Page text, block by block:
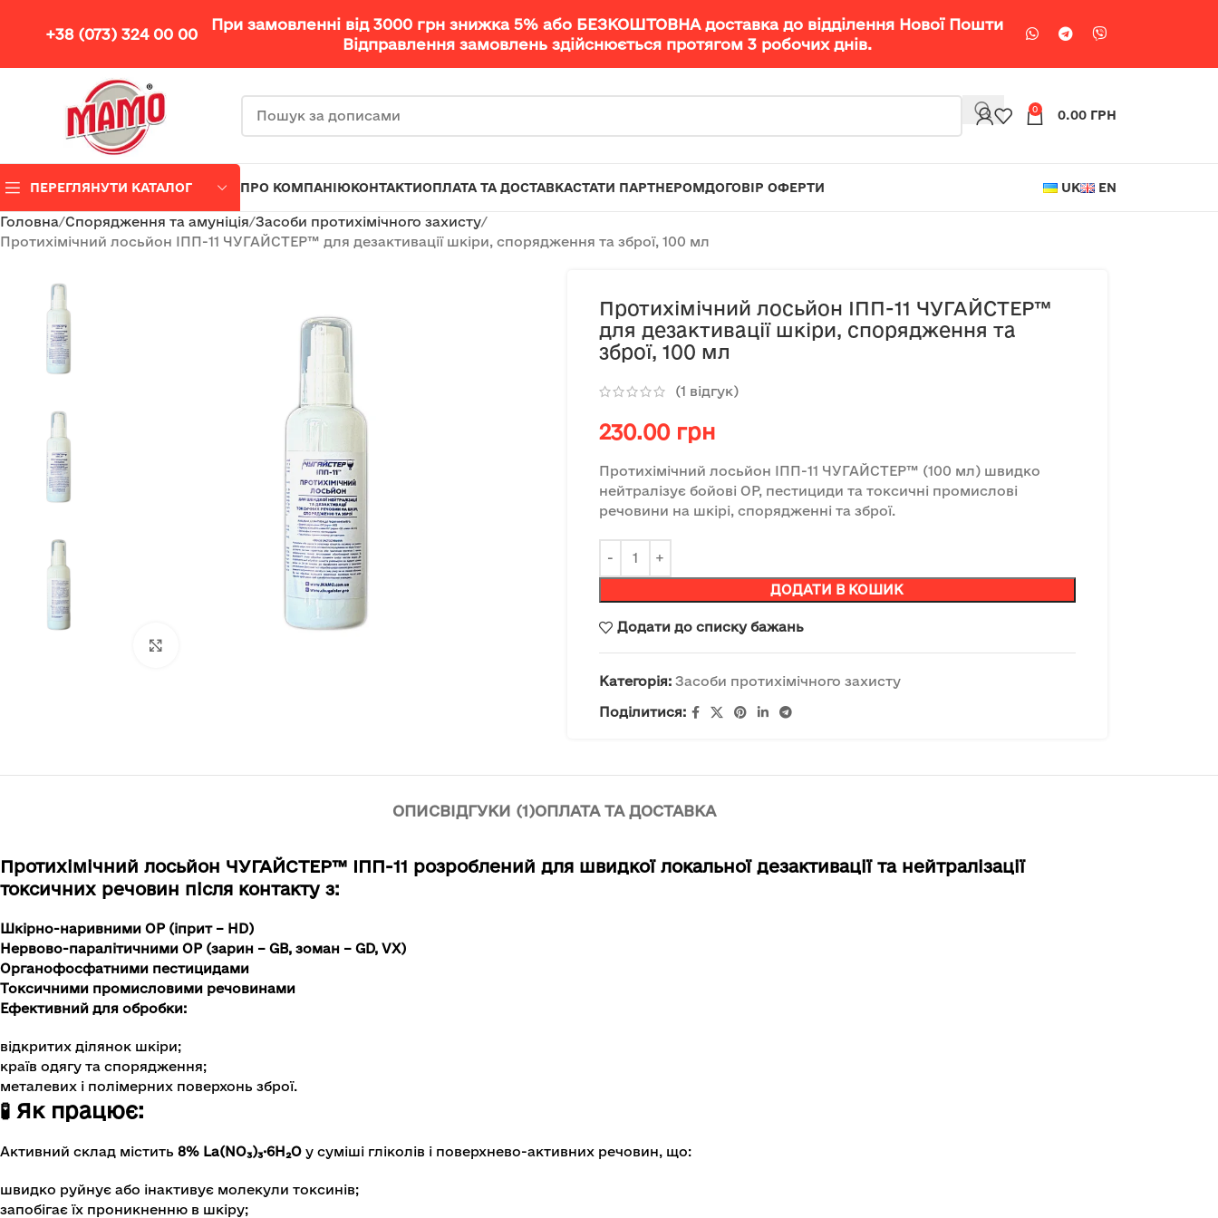
+38 (073) 324 00 00
При замовленні від 3000 грн знижка 5% або БЕЗКОШТОВНА доставка до відділення Нової Пошти
Відправлення замовлень здійснюється протягом 3 робочих днів.
0 0.00 ГРН
ПЕРЕГЛЯНУТИ КАТАЛОГ ПРО КОМПАНІЮКОНТАКТИОПЛАТА ТА ДОСТАВКАСТАТИ ПАРТНЕРОМДОГОВІР ОФЕРТИ UK EN
Головна Спорядження та амуніція Засоби протихімічного захисту
Протихімічний лосьйон ІПП-11 ЧУГАЙСТЕР™ для дезактивації шкіри, спорядження та зброї, 100 мл
Протихімічний лосьйон ІПП-11 ЧУГАЙСТЕР™
для дезактивації шкіри, спорядження та
зброї, 100 мл
(1 відгук)
230.00 грн
Протихімічний лосьйон ІПП-11 ЧУГАЙСТЕР™ (100 мл) швидко
нейтралізує бойові ОР, пестициди та токсичні промислові
речовини на шкірі, спорядженні та зброї.
ДОДАТИ В КОШИК
Додати до списку бажань
Категорія: Засоби протихімічного захисту
Поділитися:
ОПИСВІДГУКИ (1)ОПЛАТА ТА ДОСТАВКА
Протихімічний лосьйон ЧУГАЙСТЕР™ ІПП-11 розроблений для швидкої локальної дезактиваціїта нейтралізації
токсичних речовин після контакту з:
Шкірно-наривними ОР (іприт – HD)
Нервово-паралітичними ОР (зарин – GB, зоман – GD, VX)
Органофосфатними пестицидами
Токсичними промисловими речовинами
Ефективний для обробки:
відкритих ділянок шкіри;
країв одягу та спорядження;
металевих і полімерних поверхонь зброї.
🧪 Як працює:
Активний склад містить 8% La(NO₃)₃·6H₂O у суміші гліколів і поверхнево-активних речовин, що:
швидко руйнує або інактивує молекули токсинів;
запобігає їх проникненню в шкіру;